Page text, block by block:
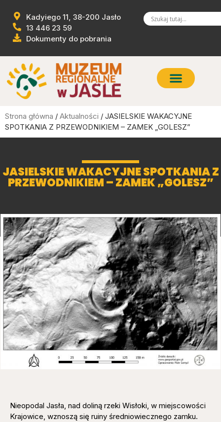
Kadyiego 11, 38-200 Jasło
13 446 23 59
Dokumenty do pobrania
Strona główna / Aktualności / JASIELSKIE WAKACYJNE
SPOTKANIA Z PRZEWODNIKIEM – ZAMEK „GOLESZ”
JASIELSKIE WAKACYJNE SPOTKANIA Z
PRZEWODNIKIEM – ZAMEK „GOLESZ”
Nieopodal Jasła, nad doliną rzeki Wisłoki, w miejscowości
Krajowice, wznoszą się ruiny średniowiecznego zamku.